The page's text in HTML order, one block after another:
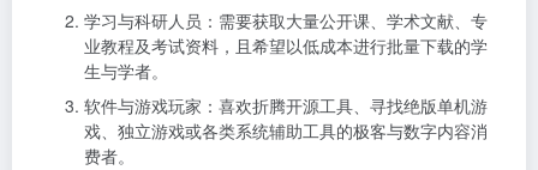
学习与科研人员：需要获取大量公开课、学术文献、专
业教程及考试资料，且希望以低成本进行批量下载的学
生与学者。
软件与游戏玩家：喜欢折腾开源工具、寻找绝版单机游
戏、独立游戏或各类系统辅助工具的极客与数字内容消
费者。